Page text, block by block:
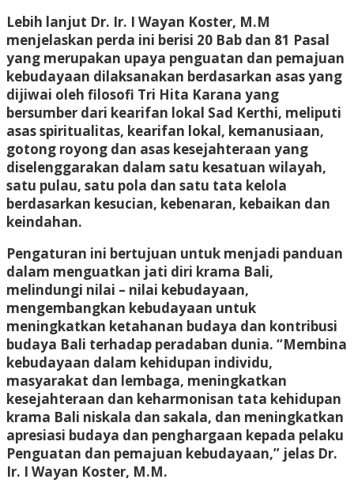
Lebih lanjut Dr. Ir. I Wayan Koster, M.M
menjelaskan perda ini berisi 20 Bab dan 81 Pasal
yang merupakan upaya penguatan dan pemajuan
kebudayaan dilaksanakan berdasarkan asas yang
dijiwai oleh filosofi Tri Hita Karana yang
bersumber dari kearifan lokal Sad Kerthi, meliputi
asas spiritualitas, kearifan lokal, kemanusiaan,
gotong royong dan asas kesejahteraan yang
diselenggarakan dalam satu kesatuan wilayah,
satu pulau, satu pola dan satu tata kelola
berdasarkan kesucian, kebenaran, kebaikan dan
keindahan.
Pengaturan ini bertujuan untuk menjadi panduan
dalam menguatkan jati diri krama Bali,
melindungi nilai – nilai kebudayaan,
mengembangkan kebudayaan untuk
meningkatkan ketahanan budaya dan kontribusi
budaya Bali terhadap peradaban dunia. “Membina
kebudayaan dalam kehidupan individu,
masyarakat dan lembaga, meningkatkan
kesejahteraan dan keharmonisan tata kehidupan
krama Bali niskala dan sakala, dan meningkatkan
apresiasi budaya dan penghargaan kepada pelaku
Penguatan dan pemajuan kebudayaan,” jelas Dr.
Ir. I Wayan Koster, M.M.